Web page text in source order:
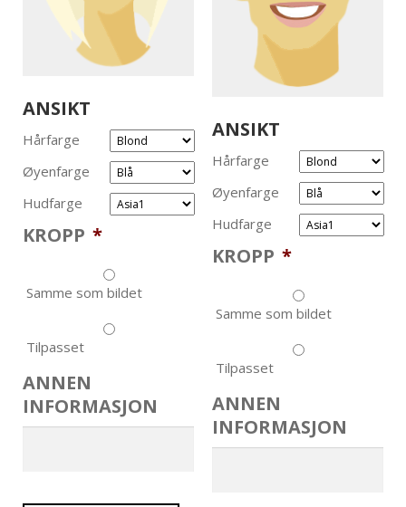
ANSIKT
Hårfarge
Øyenfarge
Hudfarge
KROPP *
Samme som bildet
Tilpasset
ANNEN
INFORMASJON
ANSIKT
Hårfarge
Øyenfarge
Hudfarge
KROPP *
Samme som bildet
Tilpasset
ANNEN
INFORMASJON